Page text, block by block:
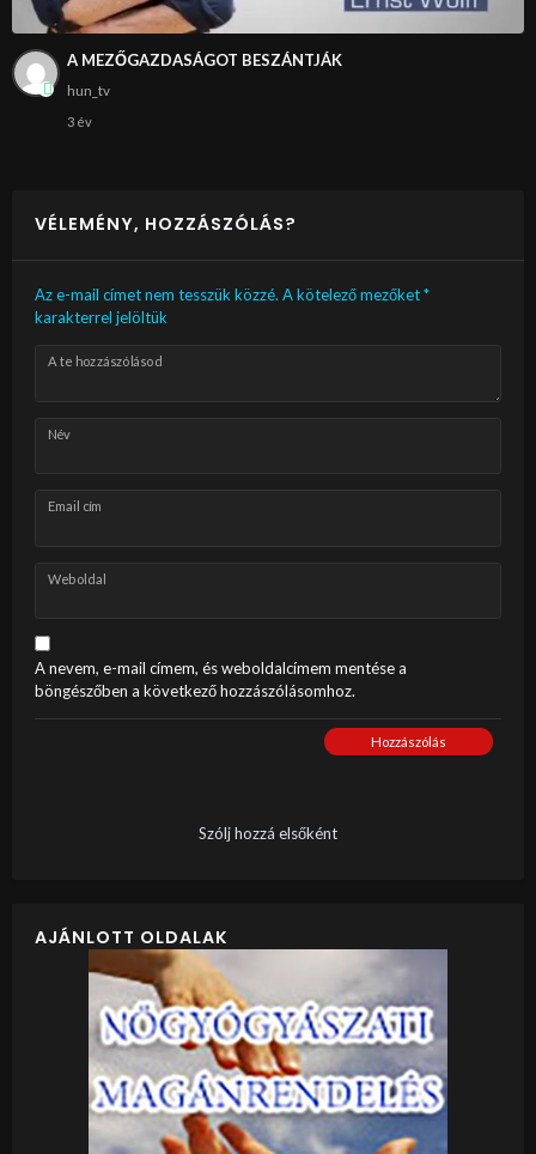
A MEZŐGAZDASÁGOT BESZÁNTJÁK
hun_tv
3 év
VÉLEMÉNY, HOZZÁSZÓLÁS?
Az e-mail címet nem tesszük közzé. A kötelező mezőket*
karakterrel jelöltük
A te hozzászólásod
Név
Email cím
Weboldal
A nevem, e-mail címem, és weboldalcímem mentése a
böngészőben a következő hozzászólásomhoz.
Hozzászólás
Szólj hozzá elsőként
AJÁNLOTT OLDALAK